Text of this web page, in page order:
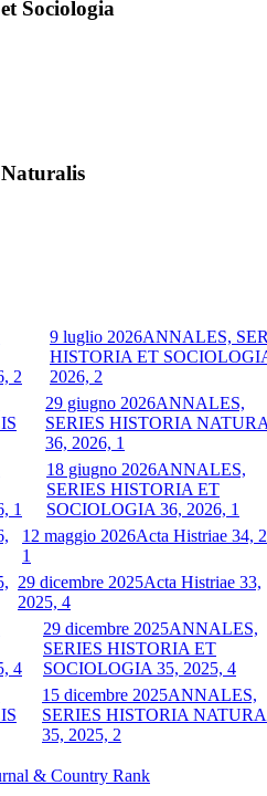
Sociologia
9 luglio 2026ANNALES,
HISTORIA ET
2026, 2
29 giugno 2026ANNALES,
SERIES HISTORIA
36, 2026, 1
18 giugno 2026ANNALES,
SERIES HISTORIA ET
SOCIOLOGIA 36, 2026, 1
12 maggio 2026Acta Histriae 34,
1
29 dicembre 2025Acta Histriae 33,
2025, 4
29 dicembre 2025ANNALES,
SERIES HISTORIA ET
SOCIOLOGIA 35, 2025, 4
15 dicembre 2025ANNALES,
SERIES HISTORIA
35, 2025, 2